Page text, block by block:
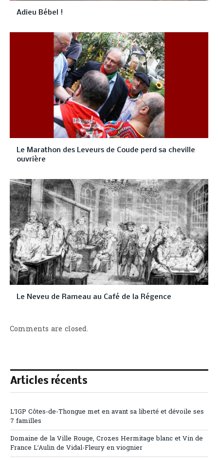
Adieu Bébel !
Le Marathon des Leveurs de Coude perd sa cheville
ouvrière
Le Neveu de Rameau au Café de la Régence
Comments are closed.
Articles récents
L’IGP Côtes-de-Thongue met en avant sa liberté et dévoile ses
7 familles
Domaine de la Ville Rouge, Crozes Hermitage blanc et Vin de
France L’Aulin de Vidal-Fleury en viognier